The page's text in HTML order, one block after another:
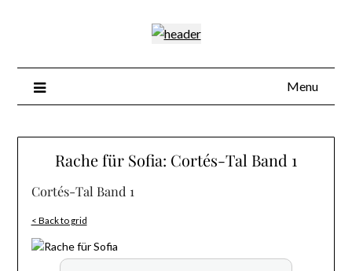
Menu
Rache für Sofia: Cortés-Tal Band 1
Cortés-Tal Band 1
< Back to grid